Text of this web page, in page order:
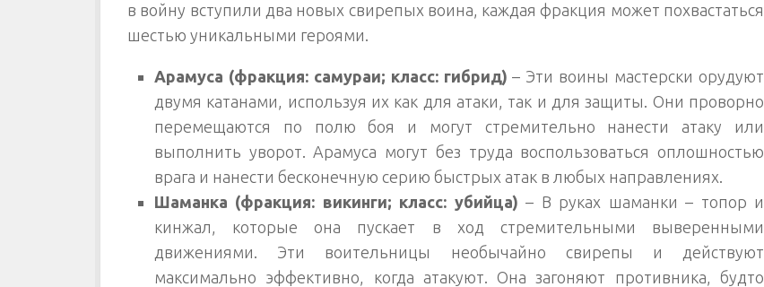
в войну вступили два новых свирепых воина, каждая фракция может похвастаться
шестью уникальными героями.
Арамуса (фракция: самураи; класс: гибрид) – Эти воины мастерски орудуют
двумя катанами, используя их как для атаки, так и для защиты. Они проворно
перемещаются по полю боя и могут стремительно нанести атаку или
выполнить уворот. Арамуса могут без труда воспользоваться оплошностью
врага и нанести бесконечную серию быстрых атак в любых направлениях.
Шаманка (фракция: викинги; класс: убийца)– В руках шаманки – топор и
кинжал, которые она пускает в ход стремительными выверенными
движениями. Эти воительницы необычайно свирепы и действуют
максимально эффективно, когда атакуют. Она загоняют противника, будто